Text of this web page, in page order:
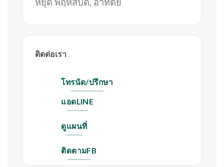
ติดต่อเรา
โทรนัด/ปรึกษา
แอดLINE
ดูแผนที่
ติดตามFB